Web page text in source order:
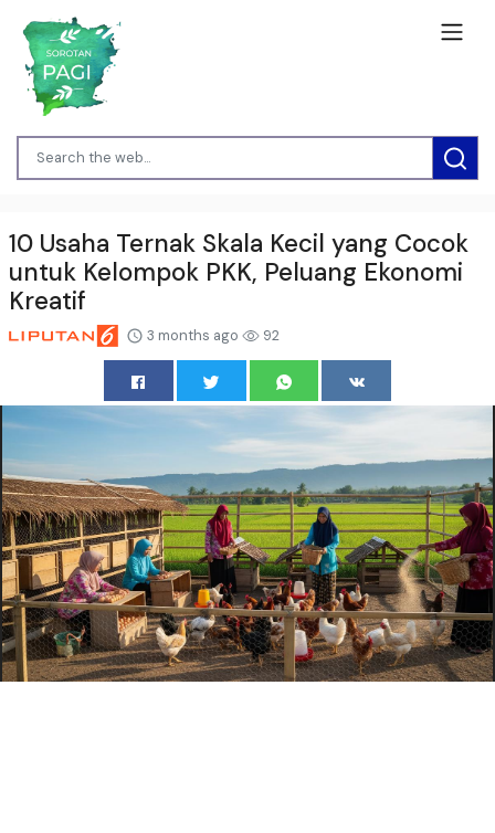
10 Usaha Ternak Skala Kecil yang Cocok
untuk Kelompok PKK, Peluang Ekonomi
Kreatif
3 months ago 92